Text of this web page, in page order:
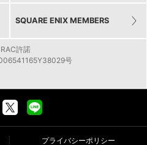
SQUARE ENIX MEMBERS
許諾
号
プライバシーポリシー